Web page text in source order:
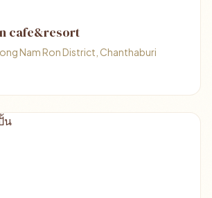
cafe&resort
Nam Ron District, Chanthaburi